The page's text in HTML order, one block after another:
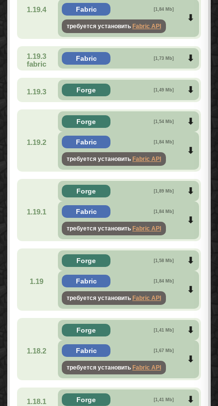
1.19.4 Fabric [1,84 Mb]
требуется установить Fabric API
1.19.3
fabric
Fabric [1,73 Mb]
1.19.3 Forge [1,49 Mb]
1.19.2
Forge [1,54 Mb]
Fabric [1,84 Mb]
требуется установить Fabric API
1.19.1
Forge [1,89 Mb]
Fabric [1,84 Mb]
требуется установить Fabric API
1.19
Forge [1,58 Mb]
Fabric [1,84 Mb]
требуется установить Fabric API
1.18.2
Forge [1,41 Mb]
Fabric [1,67 Mb]
требуется установить Fabric API
1.18.1 Forge [1,41 Mb]